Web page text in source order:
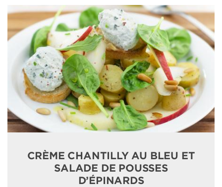
CRÈME CHANTILLY AU BLEU ET
SALADE DE POUSSES
D’ÉPINARDS